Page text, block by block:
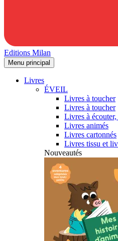
Editions Milan
Menu principal
Livres
ÉVEIL
Livres à toucher
Livres à toucher
Livres à écouter,
Livres animés
Livres cartonnés
Livres tissu et
Nouveautés